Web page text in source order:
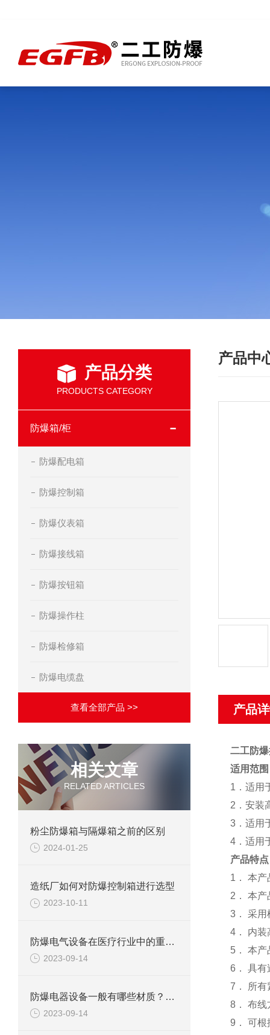
产品分类
PRODUCTS CATEGORY
防爆箱/柜
防爆配电箱
防爆控制箱
防爆仪表箱
防爆接线箱
防爆按钮箱
防爆操作柱
防爆检修箱
防爆电缆盘
查看全部产品 >>
相关文章
RELATED ARTICLES
粉尘防爆箱与隔爆箱之前的区别
2024-01-25
造纸厂如何对防爆控制箱进行选型
2023-10-11
防爆电气设备在医疗行业中的重要应用
2023-09-14
防爆电器设备一般有哪些材质？都有什么特点
2023-09-14
产品中
产品
二工防
适用范围
1．适用
2．安装
3．适用
4．适用
产品特点
1． 本
2． 本
3． 采用
4． 内装
5． 本
6． 具有
7． 所有
8． 布线
9． 可根